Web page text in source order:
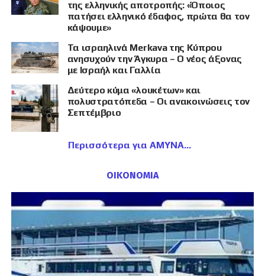
της ελληνικής αποτροπής: «Όποιος
πατήσει ελληνικό έδαφος, πρώτα θα τον
κάψουμε»
Τα ισραηλινά Merkava της Κύπρου
ανησυχούν την Άγκυρα – Ο νέος άξονας
με Ισραήλ και Γαλλία
Δεύτερο κύμα «λουκέτων» και
πολυστρατόπεδα – Οι ανακοινώσεις τον
Σεπτέμβριο
Περισσότερα για ΑΜΥΝΑ
ΟΙΚΟΝΟΜΙΑ